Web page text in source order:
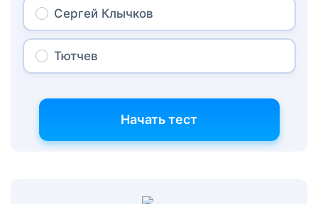
Сергей Клычков
Тютчев
Начать тест